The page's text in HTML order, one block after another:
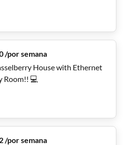
/por semana
House with Ethernet
Connections to Every Room!! 💻
/por semana